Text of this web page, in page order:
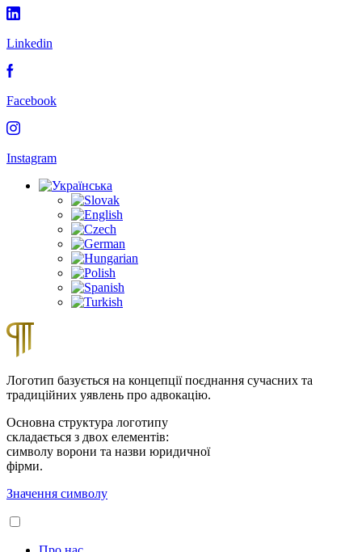
Linkedin
Facebook
Instagram
Логотип базується на концепції поєднання сучасних та
традиційних уявлень про адвокацію.
Основна структура логотипу
складається з двох елементів:
символу ворони та назви юридичної
фірми.
Значення символу